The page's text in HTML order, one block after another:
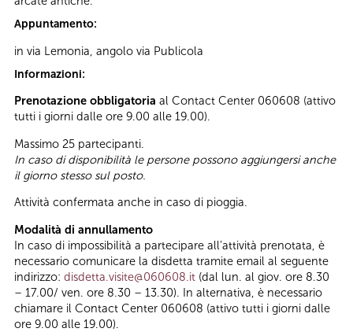
Appuntamento:
in via Lemonia, angolo via Publicola
Informazioni:
Prenotazione obbligatoria al Contact Center 060608 (attivo
tutti i giorni dalle ore 9.00 alle 19.00).
Massimo 25 partecipanti.
In caso di disponibilità le persone possono aggiungersi anche
il giorno stesso sul posto.
Attività confermata anche in caso di pioggia.
Modalità di annullamento
In caso di impossibilità a partecipare all’attività prenotata, è
necessario comunicare la disdetta tramite email al seguente
indirizzo: disdetta.visite@060608.it (dal lun. al giov. ore 8.30
– 17.00/ ven. ore 8.30 – 13.30). In alternativa, è necessario
chiamare il Contact Center 060608 (attivo tutti i giorni dalle
ore 9.00 alle 19.00).